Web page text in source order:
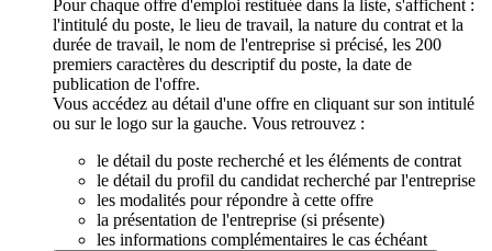
Pour chaque offre d'emploi restituée dans la liste, s'affichent :
l'intitulé du poste, le lieu de travail, la nature du contrat et la
durée de travail, le nom de l'entreprise si précisé, les 200
premiers caractères du descriptif du poste, la date de
publication de l'offre.
Vous accédez au détail d'une offre en cliquant sur son intitulé
ou sur le logo sur la gauche. Vous retrouvez :
le détail du poste recherché et les éléments de contrat
le détail du profil du candidat recherché par l'entreprise
les modalités pour répondre à cette offre
la présentation de l'entreprise (si présente)
les informations complémentaires le cas échéant